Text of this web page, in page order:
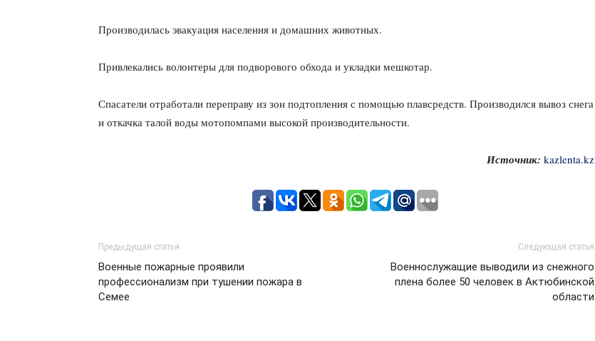
Производилась эвакуация населения и домашних животных.
Привлекались волонтеры для подворового обхода и укладки мешкотар.
Спасатели отработали переправу из зон подтопления с помощью плавсредств. Производился вывоз снега
и откачка талой воды мотопомпами высокой производительности.
Источник: kazlenta.kz
Предыдущая статья
Военные пожарные проявили
профессионализм при тушении пожара в
Семее
Следующая статья
Военнослужащие выводили из снежного
плена более 50 человек в Актюбинской
области